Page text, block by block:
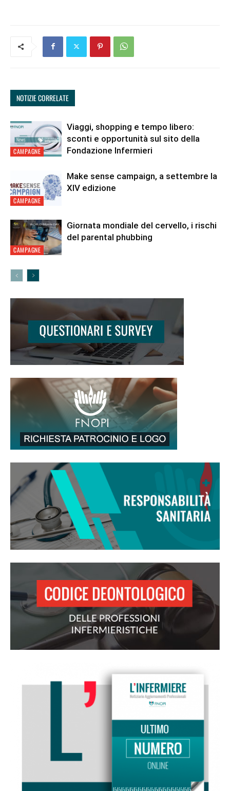
NOTIZIE CORRELATE
CAMPAGNE
Viaggi, shopping e tempo libero:
sconti e opportunità sul sito della
Fondazione Infermieri
CAMPAGNE
Make sense campaign, a settembre la
XIV edizione
CAMPAGNE
Giornata mondiale del cervello, i rischi
del parental phubbing